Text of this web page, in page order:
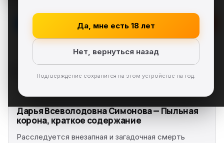
Да, мне есть 18 лет
Нет, вернуться назад
Подтверждение сохранится на этом устройстве на год.
Скачать FB2
Дарья Всеволодовна Симонова — Пыльная
корона, краткое содержание
Расследуется внезапная и загадочная смерть